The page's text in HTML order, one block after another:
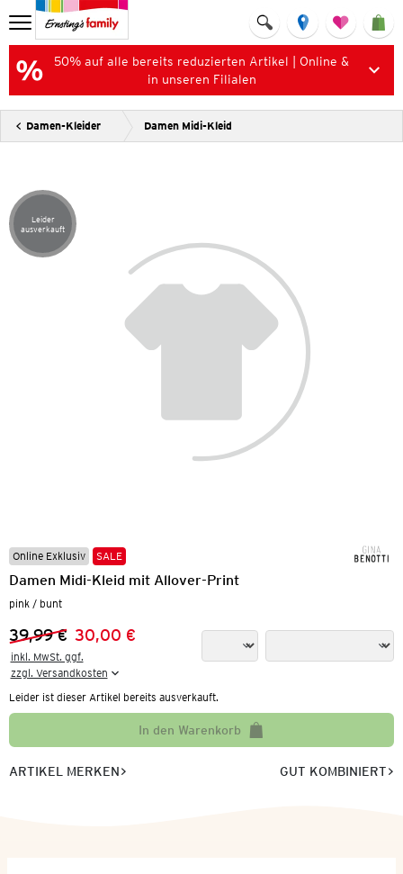
50% auf alle bereits reduzierten Artikel | Online &
in unseren Filialen
Damen-Kleider Damen Midi-Kleid
Artikel leider ausverkauft
Leider
ausverkauft
Online Exklusiv SALE
Damen Midi-Kleid mit Allover-Print
pink / bunt
Vorheriger Preis:
39,99 €
Neuer Preis:30,00 €
inkl. MwSt. ggf.
zzgl. Versandkosten
Leider ist dieser Artikel bereits ausverkauft.
In den Warenkorb
ARTIKEL MERKEN GUT KOMBINIERT